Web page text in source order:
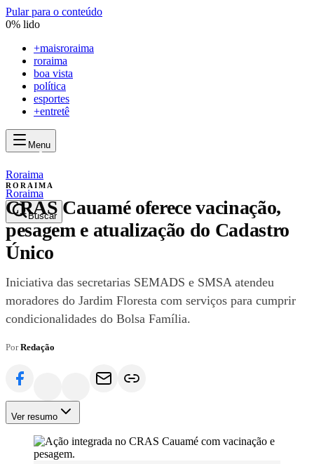
Pular para o conteúdo
0% lido
+maisroraima
roraima
boa vista
política
esportes
+entretê
Menu
maisroraima
mais
Roraima
Buscar
Roraima
RORAIMA
CRAS Cauamé oferece vacinação,
pesagem e atualização do Cadastro
Único
Iniciativa das secretarias SEMADS e SMSA atendeu
moradores do Jardim Floresta com serviços para cumprir
condicionalidades do Bolsa Família.
PorRedação
Ver resumo